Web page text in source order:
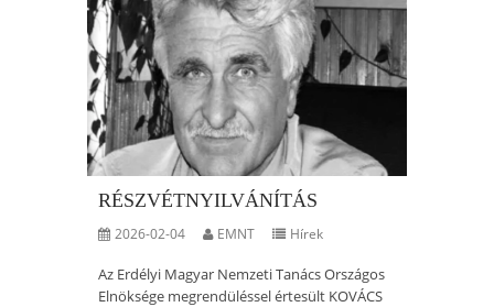
RÉSZVÉTNYILVÁNÍTÁS
2026-02-04 EMNT Hírek
Az Erdélyi Magyar Nemzeti Tanács Országos
Elnöksége megrendüléssel értesült KOVÁCS